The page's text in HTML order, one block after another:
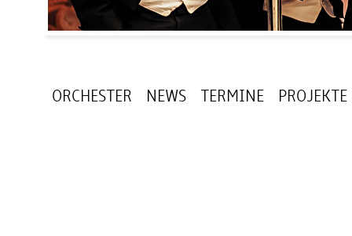
ORCHESTER NEWS TERMINE PROJEKTE